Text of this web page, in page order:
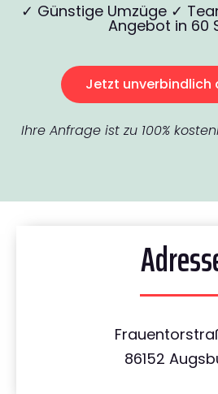
✓ Günstige Umzüge ✓
Angebot in 60
Jetzt unverbindlich
Ihre Anfrage ist zu 100%
86152